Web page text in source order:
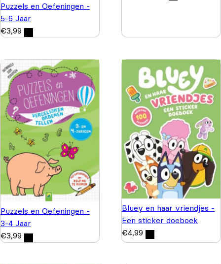
Puzzels en Oefeningen -
5-6 Jaar
€3,99
Puzzels en Oefeningen -
3-4 Jaar
€3,99
Bluey en haar vriendjes -
Een sticker doeboek
€4,99